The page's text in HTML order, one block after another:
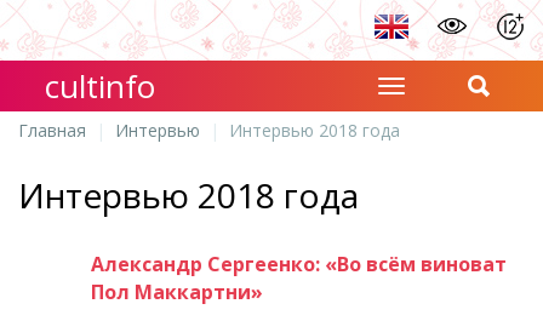
cultinfo
Главная Интервью Интервью 2018 года
Интервью 2018 года
Александр Сергеенко: «Во всём виноват
Пол Маккартни»